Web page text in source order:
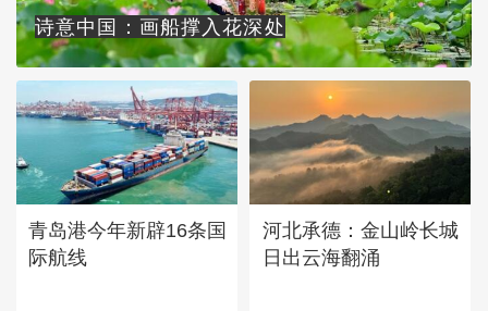
诗意中国：画船撑入花深处
青岛港今年新辟16条国
际航线
河北承德：金山岭长城
日出云海翻涌